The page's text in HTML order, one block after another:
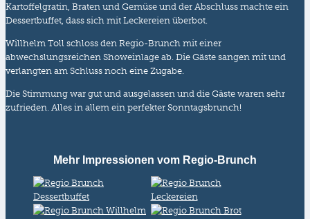
Kartoffelgratin, Braten und Gemüse und der Abschluss machte ein
Dessertbuffet, dass sich mit Leckereien überbot.
Willhelm Toll schloss den Regio-Brunch mit einer
abwechslungsreichen Showeinlage ab. Die Gäste sangen mit und
verlangten am Schluss noch eine Zugabe.
Die Stimmung war gut und ausgelassen und die Gäste waren sehr
zufrieden. Alles in allem ein perfekter Sonntagsbrunch!
Mehr Impressionen vom Regio-Brunch